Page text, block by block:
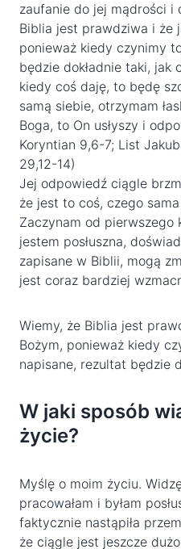
zaufanie do jej mądrości i
Biblia jest prawdziwa i że
ponieważ kiedy czynimy
będzie dokładnie taki, jak
kiedy coś daję, to będę
samą siebie, otrzymam
Boga, to On usłyszy i
Koryntian 9,6-7; List
29,12-14)
Jej odpowiedź ciągle
że jest to coś, czego
Zaczynam od pierwszego
jestem posłuszna,
zapisane w Biblii, mogą
jest coraz bardziej
Wiemy, że Biblia jest
Bożym, ponieważ kiedy
napisane, rezultat będzie
W jaki sposób
życie?
Myślę o moim życiu.
pracowałam i byłam
faktycznie nastąpiła
że ciągle jest jeszcze